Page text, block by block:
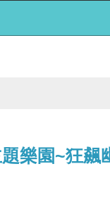
樂園~狂飆